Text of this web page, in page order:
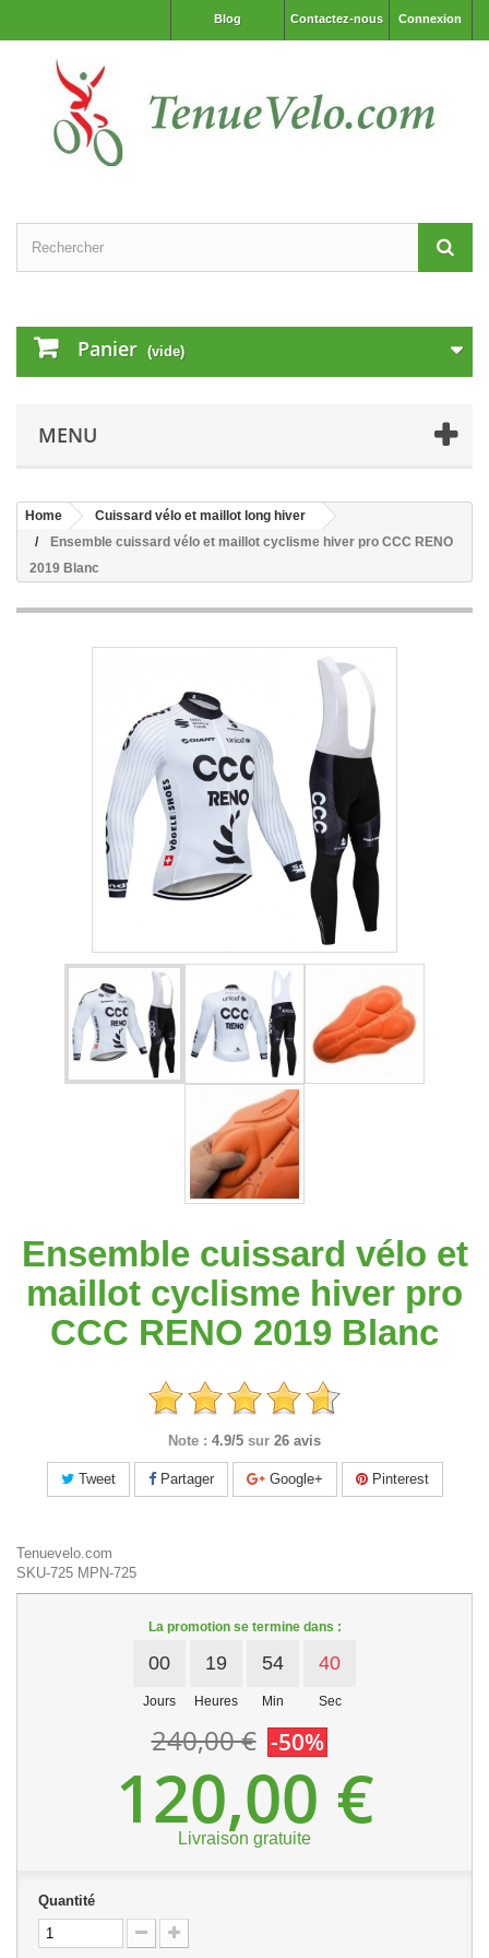
Connexion
Contactez-nous
Blog
Panier (vide)
MENU
Home
Cuissard vélo et maillot long hiver
Ensemble cuissard vélo et maillot cyclisme hiver pro CCC RENO
2019 Blanc
Ensemble cuissard vélo et
maillot cyclisme hiver pro
CCC RENO 2019 Blanc
Note : 4.9/5 sur 26 avis
Tweet Partager Google+ Pinterest
Tenuevelo.com
SKU-725 MPN-725
La promotion se termine dans :
00
Jours
19
Heures
54
Min
39
Sec
240,00 € -50%
120,00 €
Livraison gratuite
Quantité